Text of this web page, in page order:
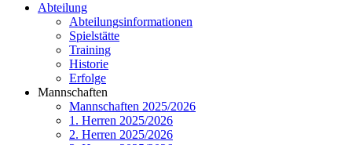
Abteilung
Abteilungsinformationen
Spielstätte
Training
Historie
Erfolge
Mannschaften
Mannschaften 2025/2026
1. Herren 2025/2026
2. Herren 2025/2026